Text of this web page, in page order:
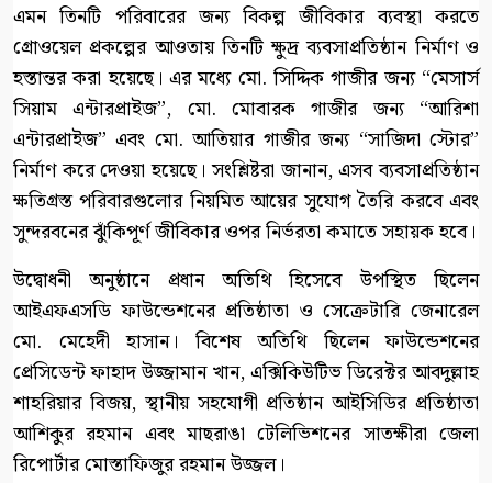
এমন তিনটি পরিবারের জন্য বিকল্প জীবিকার ব্যবস্থা করতে
গ্রোওয়েল প্রকল্পের আওতায় তিনটি ক্ষুদ্র ব্যবসাপ্রতিষ্ঠান নির্মাণ ও
হস্তান্তর করা হয়েছে। এর মধ্যে মো. সিদ্দিক গাজীর জন্য “মেসার্স
সিয়াম এন্টারপ্রাইজ”, মো. মোবারক গাজীর জন্য “আরিশা
এন্টারপ্রাইজ” এবং মো. আতিয়ার গাজীর জন্য “সাজিদা স্টোর”
নির্মাণ করে দেওয়া হয়েছে। সংশ্লিষ্টরা জানান, এসব ব্যবসাপ্রতিষ্ঠান
ক্ষতিগ্রস্ত পরিবারগুলোর নিয়মিত আয়ের সুযোগ তৈরি করবে এবং
সুন্দরবনের ঝুঁকিপূর্ণ জীবিকার ওপর নির্ভরতা কমাতে সহায়ক হবে।
উদ্বোধনী অনুষ্ঠানে প্রধান অতিথি হিসেবে উপস্থিত ছিলেন
আইএফএসডি ফাউন্ডেশনের প্রতিষ্ঠাতা ও সেক্রেটারি জেনারেল
মো. মেহেদী হাসান। বিশেষ অতিথি ছিলেন ফাউন্ডেশনের
প্রেসিডেন্ট ফাহাদ উজ্জামান খান, এক্সিকিউটিভ ডিরেক্টর আবদুল্লাহ
শাহরিয়ার বিজয়, স্থানীয় সহযোগী প্রতিষ্ঠান আইসিডির প্রতিষ্ঠাতা
আশিকুর রহমান এবং মাছরাঙা টেলিভিশনের সাতক্ষীরা জেলা
রিপোর্টার মোস্তাফিজুর রহমান উজ্জল।